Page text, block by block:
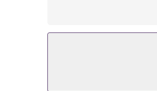
servicios de conserjería y
Si tienes ganas de comer
horario limitado. Se ofrece